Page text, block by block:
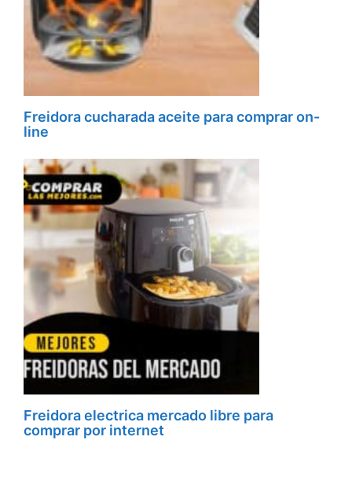
Freidora cucharada aceite para comprar on-
line
Freidora electrica mercado libre para
comprar por internet